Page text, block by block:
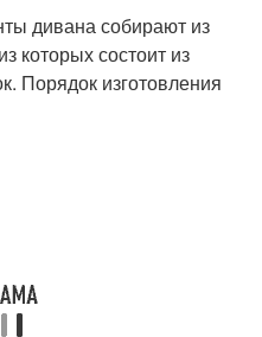
дивана собирают из
которых состоит из
Порядок изготовления